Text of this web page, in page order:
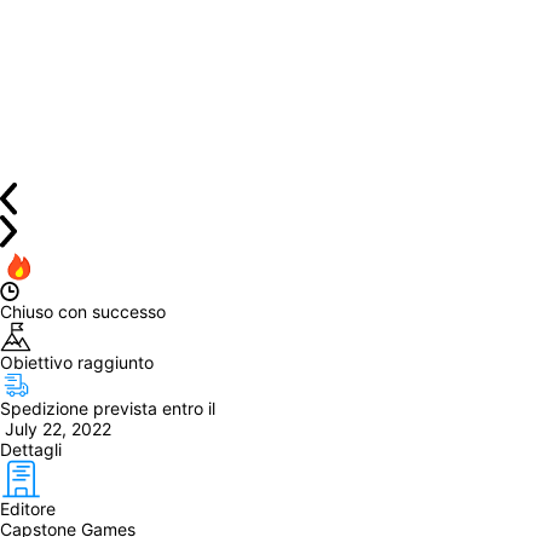
Chiuso con successo
Obiettivo raggiunto
Spedizione prevista entro il
July 22, 2022
Dettagli
Editore
Capstone Games